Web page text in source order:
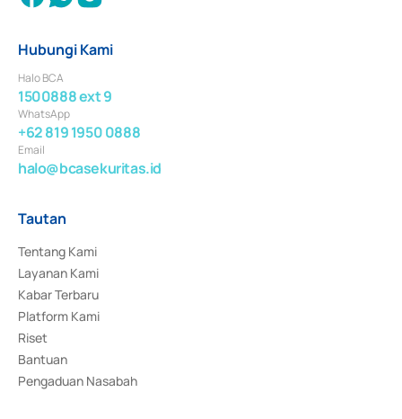
Hubungi Kami
Halo BCA
1500888 ext 9
WhatsApp
+62 819 1950 0888
Email
halo@bcasekuritas.id
Tautan
Tentang Kami
Layanan Kami
Kabar Terbaru
Platform Kami
Riset
Bantuan
Pengaduan Nasabah